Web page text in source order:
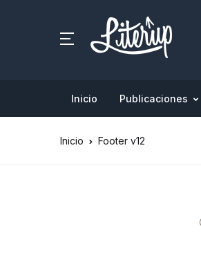
Inicio Publicaciones
Inicio Footer v12